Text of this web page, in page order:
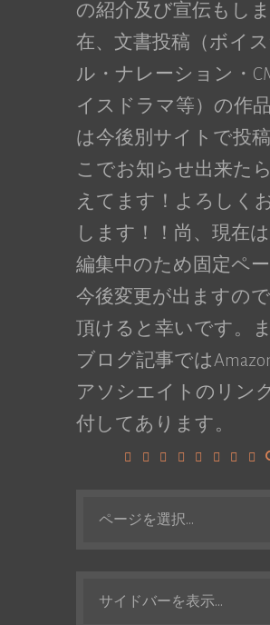
の紹介及び宣伝もし
在、文書投稿（ボイ
ル・ナレーション・
イスドラマ等）の作
は今後別サイトで投
こでお知らせ出来た
えてます！よろしく
します！！尚、現在
編集中のため固定ペ
今後変更が出ますの
頂けると幸いです。ま
ブログ記事では
アソシエイトのリン
付してあります。
ページを選択...
サイドバーを表示...